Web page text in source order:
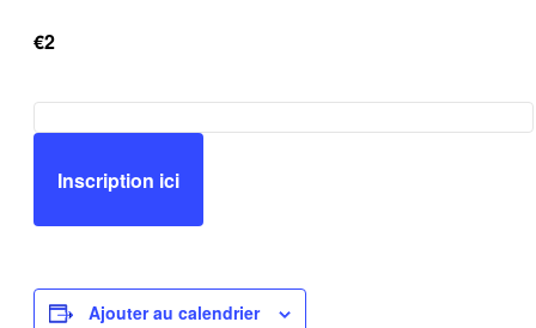
€2
Inscription ici
Ajouter au calendrier